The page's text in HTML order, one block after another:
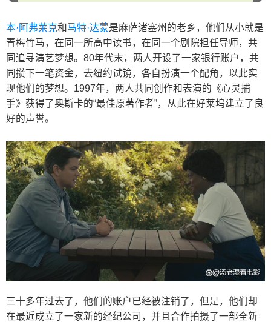
本·阿弗莱克和马特·达蒙是麻萨诸塞州的老乡，他们从小就是
青梅竹马，在同一所高中读书，在同一个剧院担任导师，共
同追寻演艺梦想。80年代末，两人开设了一家银行账户，共
同攒下一笔资金，去纽约试镜，各自扮演一个配角，以此实
现他们的梦想。1997年，两人共同创作和表演的《心灵捕
手》获得了奥斯卡的“最佳原著作者”，从此在好莱坞建立了良
好的声誉。
三十多年过去了，他们的账户已经被注销了，但是，他们却
在最近成立了一家新的经纪公司，并且合作拍摄了一部全新